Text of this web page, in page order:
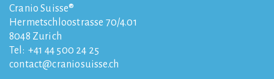
Cranio Suisse®
Hermetschloostrasse 70/4.01
8048 Zurich
Tel: +41 44 500 24 25
contact
craniosuisse.ch